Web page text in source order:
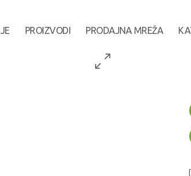
PROIZVODI PRODAJNA MREŽA